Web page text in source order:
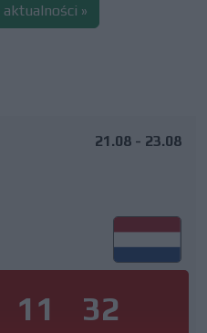
»
21.08 - 23.08
11 32